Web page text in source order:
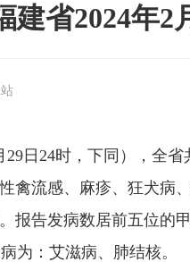
建省2024年2
日24时，下同），全
禽流感、麻疹、狂犬病
报告发病数居前五位的
为：艾滋病、肺结核。